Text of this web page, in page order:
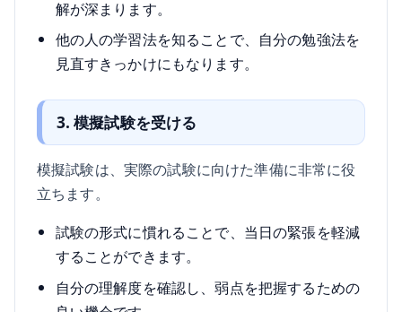
解が深まります。
他の人の学習法を知ることで、自分の勉強法を
見直すきっかけにもなります。
3. 模擬試験を受ける
模擬試験は、実際の試験に向けた準備に非常に役
立ちます。
試験の形式に慣れることで、当日の緊張を軽減
することができます。
自分の理解度を確認し、弱点を把握するための